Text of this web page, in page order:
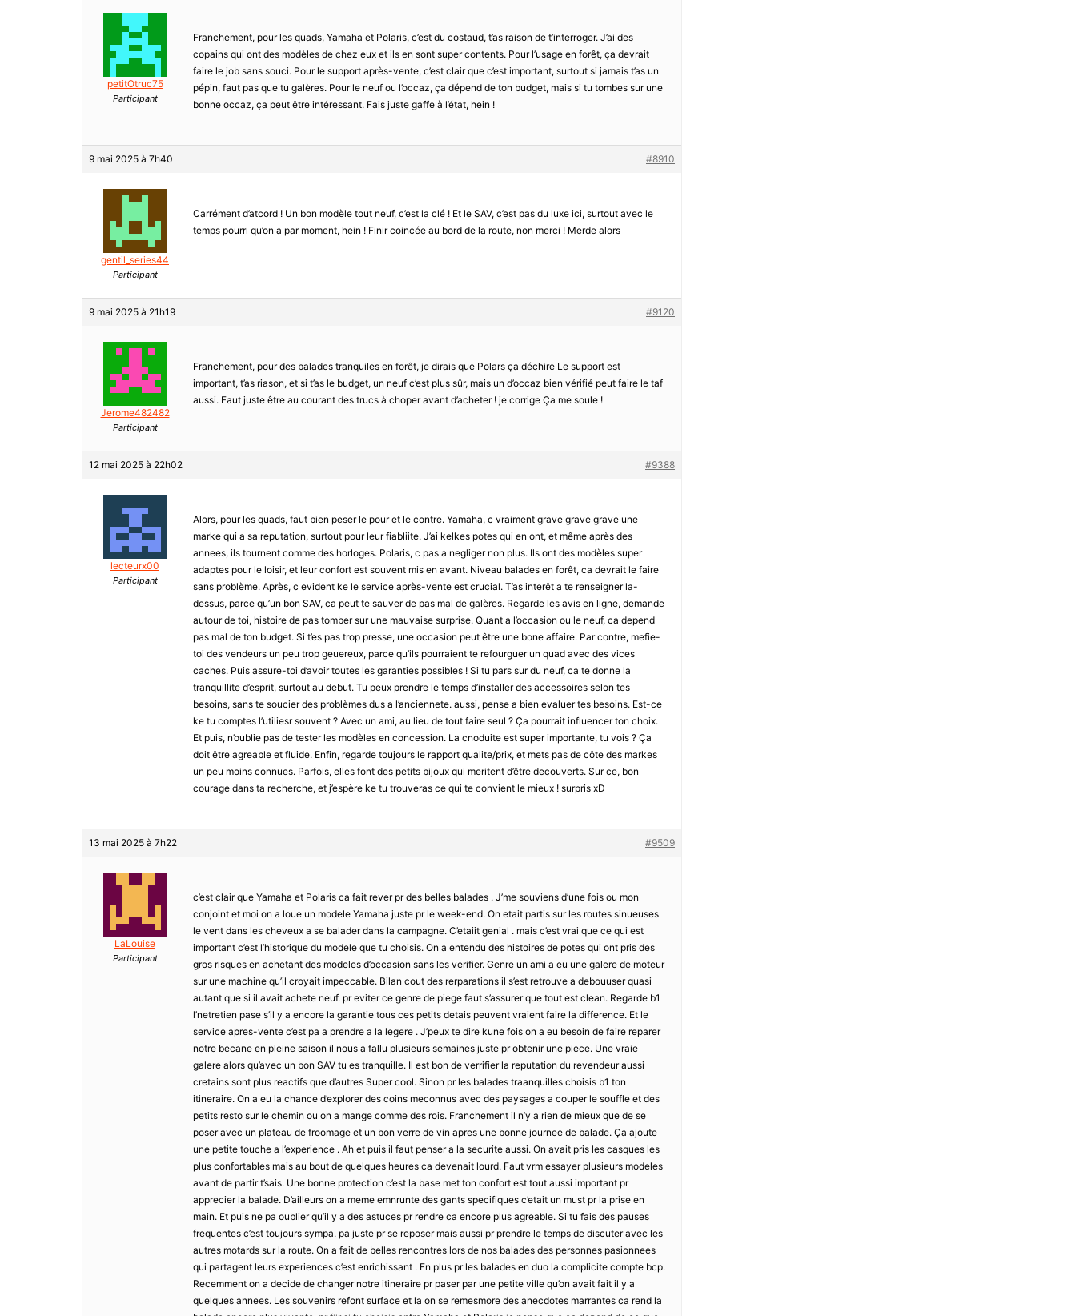
petitOtruc75
Participant
Franchement, pour les quads, Yamaha et Polaris, c’est du costaud, t’as raison de t’interroger. J’ai des
copains qui ont des modèles de chez eux et ils en sont super contents. Pour l’usage en forêt, ça devrait
faire le job sans souci. Pour le support après-vente, c’est clair que c’est important, surtout si jamais t’as un
pépin, faut pas que tu galères. Pour le neuf ou l’occaz, ça dépend de ton budget, mais si tu tombes sur une
bonne occaz, ça peut être intéressant. Fais juste gaffe à l’état, hein !
9 mai 2025 à 7h40 #8910
gentil_series44
Participant
Carrément d’atcord ! Un bon modèle tout neuf, c’est la clé ! Et le SAV, c’est pas du luxe ici, surtout avec le
temps pourri qu’on a par moment, hein ! Finir coincée au bord de la route, non merci ! Merde alors
9 mai 2025 à 21h19 #9120
Jerome482482
Participant
Franchement, pour des balades tranquiles en forêt, je dirais que Polars ça déchire Le support est
important, t’as riason, et si t’as le budget, un neuf c’est plus sûr, mais un d’occaz bien vérifié peut faire le taf
aussi. Faut juste être au courant des trucs à choper avant d’acheter ! je corrige Ça me soule !
12 mai 2025 à 22h02 #9388
lecteurx00
Participant
Alors, pour les quads, faut bien peser le pour et le contre. Yamaha, c vraiment grave grave grave une
marke qui a sa reputation, surtout pour leur fiabliite. J’ai kelkes potes qui en ont, et même après des
annees, ils tournent comme des horloges. Polaris, c pas a negliger non plus. Ils ont des modèles super
adaptes pour le loisir, et leur confort est souvent mis en avant. Niveau balades en forêt, ca devrait le faire
sans problème. Après, c evident ke le service après-vente est crucial. T’as interêt a te renseigner la-
dessus, parce qu’un bon SAV, ca peut te sauver de pas mal de galères. Regarde les avis en ligne, demande
autour de toi, histoire de pas tomber sur une mauvaise surprise. Quant a l’occasion ou le neuf, ca depend
pas mal de ton budget. Si t’es pas trop presse, une occasion peut être une bone affaire. Par contre, mefie-
toi des vendeurs un peu trop geuereux, parce qu’ils pourraient te refourguer un quad avec des vices
caches. Puis assure-toi d’avoir toutes les garanties possibles ! Si tu pars sur du neuf, ca te donne la
tranquillite d’esprit, surtout au debut. Tu peux prendre le temps d’installer des accessoires selon tes
besoins, sans te soucier des problèmes dus a l’anciennete. aussi, pense a bien evaluer tes besoins. Est-ce
ke tu comptes l’utiliesr souvent ? Avec un ami, au lieu de tout faire seul ? Ça pourrait influencer ton choix.
Et puis, n’oublie pas de tester les modèles en concession. La cnoduite est super importante, tu vois ? Ça
doit être agreable et fluide. Enfin, regarde toujours le rapport qualite/prix, et mets pas de côte des markes
un peu moins connues. Parfois, elles font des petits bijoux qui meritent d’être decouverts. Sur ce, bon
courage dans ta recherche, et j’espère ke tu trouveras ce qui te convient le mieux ! surpris xD
13 mai 2025 à 7h22 #9509
LaLouise
Participant
c’est clair que Yamaha et Polaris ca fait rever pr des belles balades . J’me souviens d’une fois ou mon
conjoint et moi on a loue un modele Yamaha juste pr le week-end. On etait partis sur les routes sinueuses
le vent dans les cheveux a se balader dans la campagne. C’etaiit genial . mais c’est vrai que ce qui est
important c’est l’historique du modele que tu choisis. On a entendu des histoires de potes qui ont pris des
gros risques en achetant des modeles d’occasion sans les verifier. Genre un ami a eu une galere de moteur
sur une machine qu’il croyait impeccable. Bilan cout des rerparations il s’est retrouve a debouuser quasi
autant que si il avait achete neuf. pr eviter ce genre de piege faut s’assurer que tout est clean. Regarde b1
l’netretien pase s’il y a encore la garantie tous ces petits detais peuvent vraient faire la difference. Et le
service apres-vente c’est pa a prendre a la legere . J’peux te dire kune fois on a eu besoin de faire reparer
notre becane en pleine saison il nous a fallu plusieurs semaines juste pr obtenir une piece. Une vraie
galere alors qu’avec un bon SAV tu es tranquille. Il est bon de verrifier la reputation du revendeur aussi
cretains sont plus reactifs que d’autres Super cool. Sinon pr les balades traanquilles choisis b1 ton
itineraire. On a eu la chance d’explorer des coins meconnus avec des paysages a couper le souffle et des
petits resto sur le chemin ou on a mange comme des rois. Franchement il n’y a rien de mieux que de se
poser avec un plateau de froomage et un bon verre de vin apres une bonne journee de balade. Ça ajoute
une petite touche a l’experience . Ah et puis il faut penser a la securite aussi. On avait pris les casques les
plus confortables mais au bout de quelques heures ca devenait lourd. Faut vrm essayer plusieurs modeles
avant de partir t’sais. Une bonne protection c’est la base met ton confort est tout aussi important pr
apprecier la balade. D’ailleurs on a meme emnrunte des gants specifiques c’etait un must pr la prise en
main. Et puis ne pa oublier qu’il y a des astuces pr rendre ca encore plus agreable. Si tu fais des pauses
frequentes c’est toujours sympa. pa juste pr se reposer mais aussi pr prendre le temps de discuter avec les
autres motards sur la route. On a fait de belles rencontres lors de nos balades des personnes pasionnees
qui partagent leurs experiences c’est enrichissant . En plus pr les balades en duo la complicite compte bcp.
Recemment on a decide de changer notre itineraire pr paser par une petite ville qu’on avait fait il y a
quelques annees. Les souvenirs refont surface et la on se remesmore des anecdotes marrantes ca rend la